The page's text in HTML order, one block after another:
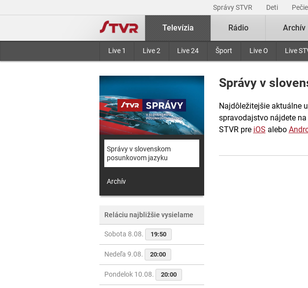
Správy STVR Deti
Televízia
Live 1 Live 2 Live 24 Šport Live O Live
Rádio Archív
Správy v slovenskom
posunkovom jazyku
Archív
Reláciu najbližšie vysielame
Sobota 8.08. 19:50
Nedeľa 9.08. 20:00
Pondelok 10.08. 20:00
Správy v
Najdôležitejšie aktuálne
spravodajstvo nájdete
STVR pre iOS alebo